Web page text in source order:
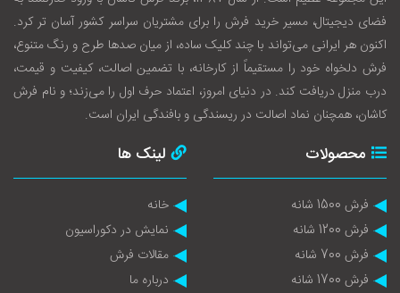
فضای دیجیتال، مسیر خرید فرش را برای مشتریان سراسر کشور آسان‌ تر کرد.
اکنون هر ایرانی می‌تواند با چند کلیک ساده، از میان صدها طرح و رنگ متنوع،
فرش دلخواه خود را مستقیماً از کارخانه، با تضمین اصالت، کیفیت و قیمت،
درب منزل دریافت کند. در دنیای امروز، اعتماد حرف اول را می‌زند؛ و نام فرش
کاشان، همچنان نماد اصالت در ریسندگی و بافندگی ایران است.
محصولات
فرش 1500 شانه
فرش 1200 شانه
فرش 700 شانه
فرش 1700 شانه
لینک ها
خانه
نمایش در دکوراسیون
مقالات فرش
درباره ما